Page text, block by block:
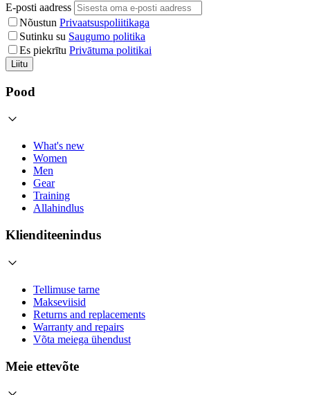
E-posti aadress
Nõustun Privaatsuspoliitikaga
Sutinku su Saugumo politika
Es piekrītu Privātuma politikai
Liitu
Pood
What's new
Women
Men
Gear
Training
Allahindlus
Klienditeenindus
Tellimuse tarne
Makseviisid
Returns and replacements
Warranty and repairs
Võta meiega ühendust
Meie ettevõte